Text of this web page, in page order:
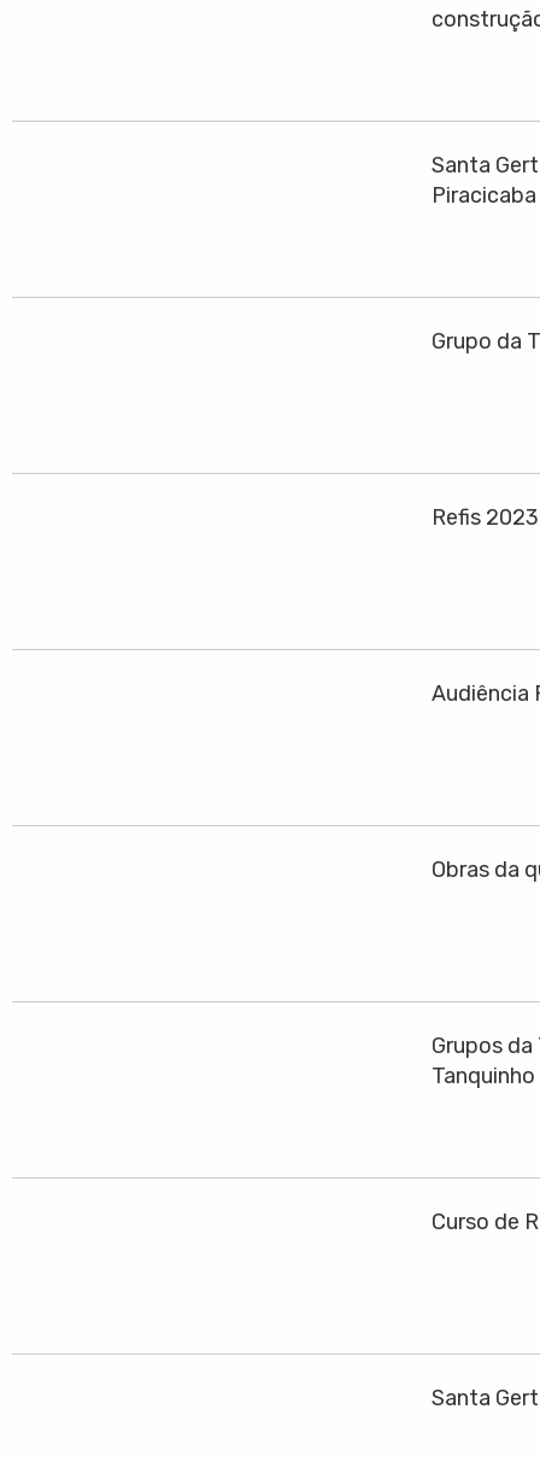
Santa
Piracicaba
Grupo da
Refis
Audiência
Obras da
Grupos
Tanquinho
Curso de
Santa